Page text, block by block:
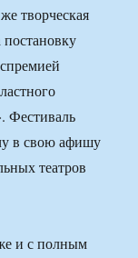
творческая
постановку
Фестиваль
в свою афишу
театров
и с полным